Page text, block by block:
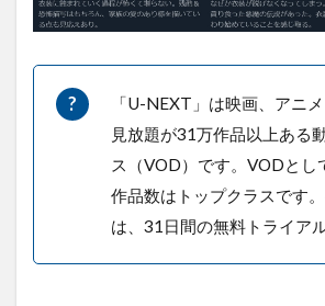
ま
と
「U-NEXT」は映画、アニ
見放題が31万作品以上ある
ス（VOD）です。VODとし
作品数はトップクラスです
は、31日間の無料トライア